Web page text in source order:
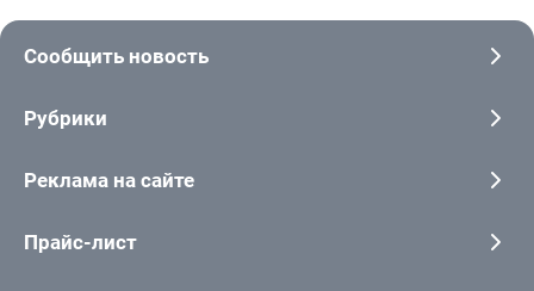
Сообщить новость
Рубрики
Реклама на сайте
Прайс-лист